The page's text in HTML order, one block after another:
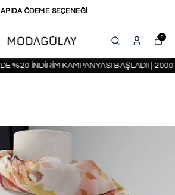
ÖDEME SEÇENEĞİ
0
%20 İNDİRİM KAMPANYASI BAŞLADI! | 2000